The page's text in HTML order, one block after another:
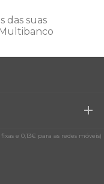
das suas
e 0,13€ para as redes móveis)